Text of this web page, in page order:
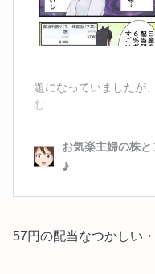
57円の配当なつかしい・